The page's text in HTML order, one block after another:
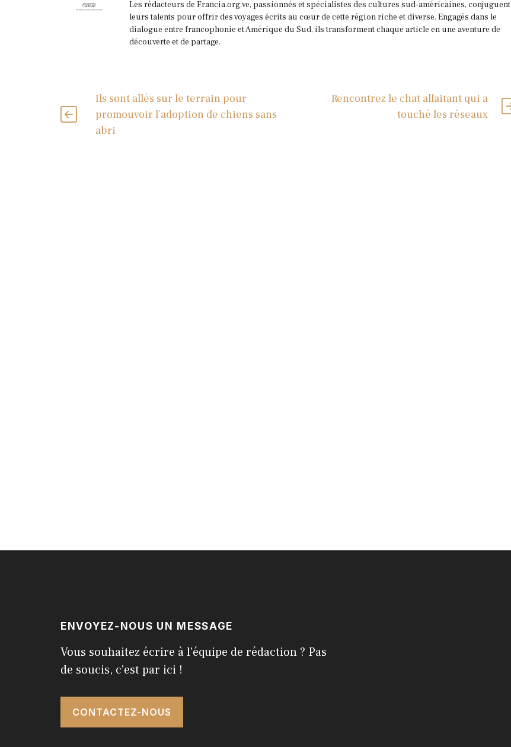
Les rédacteurs de Francia.org.ve, passionnés et spécialistes des cultures sud-américaines, conjuguent
leurs talents pour offrir des voyages écrits au cœur de cette région riche et diverse. Engagés dans le
dialogue entre francophonie et Amérique du Sud, ils transforment chaque article en une aventure de
découverte et de partage.
Ils sont allés sur le terrain pour
promouvoir l’adoption de chiens sans
abri
Rencontrez le chat allaitant qui a
touché les réseaux
ENVOYEZ-NOUS UN MESSAGE
Vous souhaitez écrire à l'équipe de rédaction ? Pas
de soucis, c'est par ici !
CONTACTEZ-NOUS